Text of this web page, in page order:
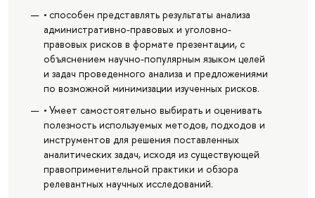
• способен представлять результаты анализа
административно-правовых и уголовно-
правовых рисков в формате презентации, с
объяснением научно-популярным языком целей
и задач проведенного анализа и предложениями
по возможной минимизации изученных рисков.
• Умеет самостоятельно выбирать и оценивать
полезность используемых методов, подходов и
инструментов для решения поставленных
аналитических задач, исходя из существующей
правоприменительной практики и обзора
релевантных научных исследований.